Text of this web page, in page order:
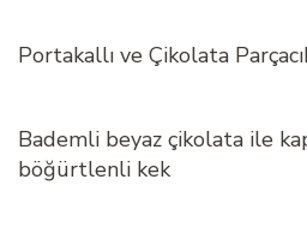
Portakallı ve Çikolata
Bademli beyaz çikolata ile
böğürtlenli kek